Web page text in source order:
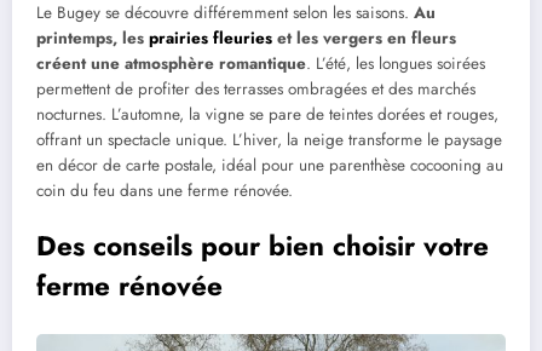
Le Bugey se découvre différemment selon les saisons. Au
printemps, les prairies fleuries et les vergers en fleurs
créent une atmosphère romantique. L’été, les longues soirées
permettent de profiter des terrasses ombragées et des marchés
nocturnes. L’automne, la vigne se pare de teintes dorées et rouges,
offrant un spectacle unique. L’hiver, la neige transforme le paysage
en décor de carte postale, idéal pour une parenthèse cocooning au
coin du feu dans une ferme rénovée.
Des conseils pour bien choisir votre
ferme rénovée